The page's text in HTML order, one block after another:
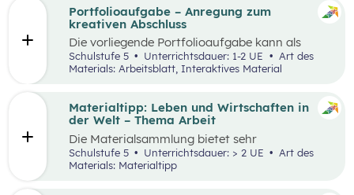
Einstellungen und Verhaltensbereitschaften, die
sie in ökonomisch geprägten Lebenssituationen
benötigen. Diese sollen ihnen dabei helfen,
ökonomische Herausforderungen, Aufgaben
und Problemstellungen erkennen, analysieren,
beurteilen und erfolgreich bewältigen zu
Portfolioaufgabe – Anregung zum
kreativen Abschluss
Die vorliegende Portfolioaufgabe kann als
Abschluss des Kompetenzbereichs „Leben und
Wirtschaften im Hinblick auf nachhaltige
Schulstufe 5 Unterrichtsdauer: 1-2 UE
Art des
Materials: Arbeitsblatt, Interaktives Material
Materialtipp: Leben und Wirtschaften in
der Welt – Thema Arbeit
Die Materialsammlung bietet sehr
unterschiedliche Aspekte in Bezug auf das
Thema Arbeit für den Unterricht.
Schulstufe 5 Unterrichtsdauer: > 2 UE
Materials: Materialtipp